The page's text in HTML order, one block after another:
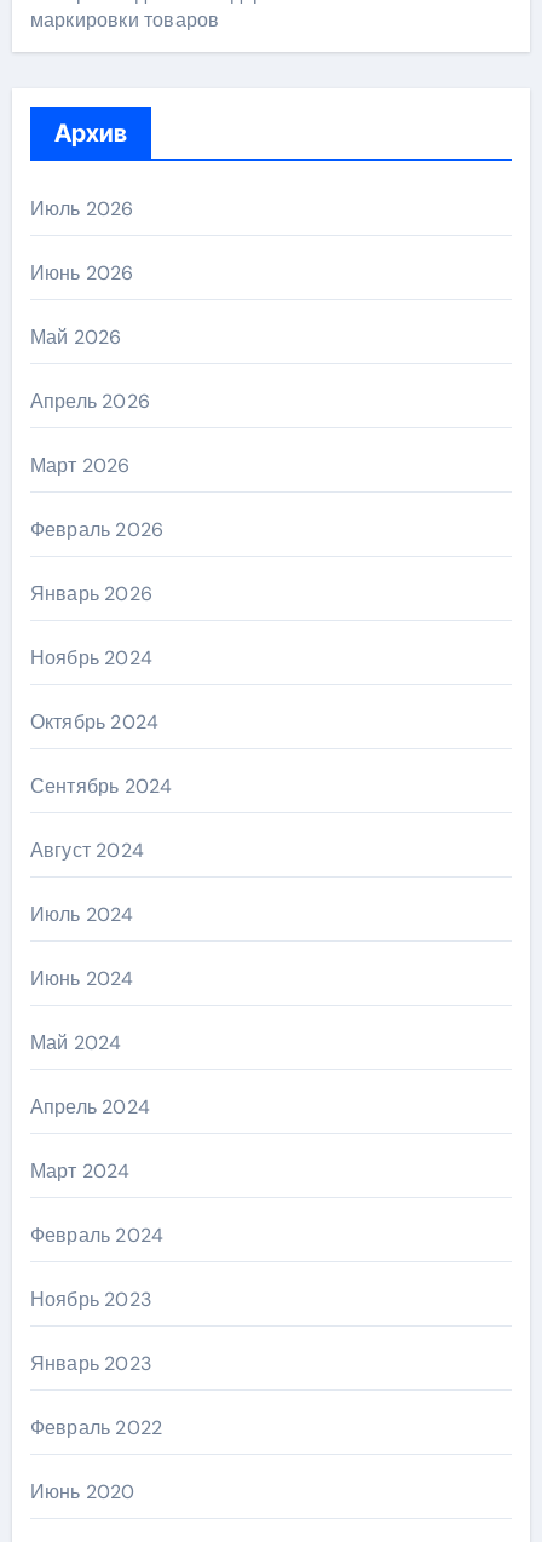
маркировки товаров
Архив
Июль 2026
Июнь 2026
Май 2026
Апрель 2026
Март 2026
Февраль 2026
Январь 2026
Ноябрь 2024
Октябрь 2024
Сентябрь 2024
Август 2024
Июль 2024
Июнь 2024
Май 2024
Апрель 2024
Март 2024
Февраль 2024
Ноябрь 2023
Январь 2023
Февраль 2022
Июнь 2020